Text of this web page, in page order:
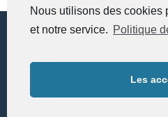
Nous utilisons des cookies
et notre service. Politique
Les
Réseaux
Instagram: